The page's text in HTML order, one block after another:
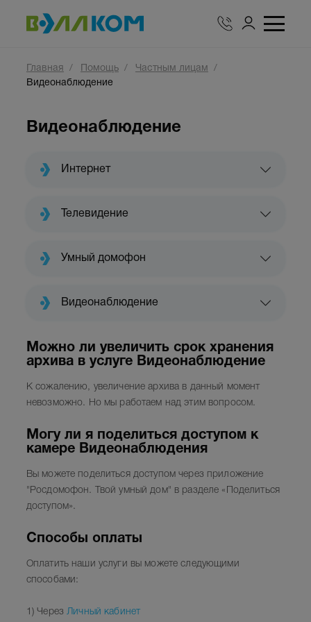
Главная Помощь
Частным лицам
Видеонаблюдение
Видеонаблюдение
Интернет
Телевидение
Умный домофон
Видеонаблюдение
Можно ли увеличить срок хранения
архива в услуге Видеонаблюдение
К сожалению, увеличение архива в данный момент
невозможно. Но мы работаем над этим вопросом.
Могу ли я поделиться доступом к
камере Видеонаблюдения
Вы можете поделиться доступом через приложение
"Росдомофон. Твой умный дом" в разделе «Поделиться
доступом».
Способы оплаты
Оплатить наши услуги вы можете следующими
способами:
1) ЧерезЛичный кабинет